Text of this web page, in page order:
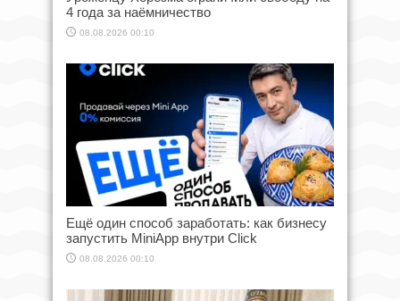
4 года за наёмничество
08.08.2026 00:10
Ещё один способ заработать: как бизнесу
запустить MiniApp внутри Click
08.08.2026 00:10